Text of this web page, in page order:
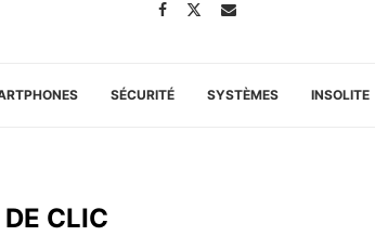
SÉCURITÉ SYSTÈMES INSOLITE
CLIC